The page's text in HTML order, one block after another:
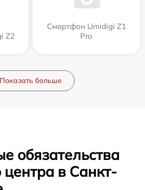
Z2
Смартфон Umidigi Z1
Pro
Показать больше
обязательства
центра в Санкт-